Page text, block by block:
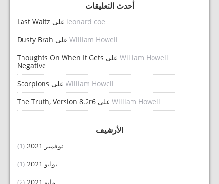
أحدث التعليقات
leonard coe على Last Waltz
William Howell على Dusty Brah
William Howell على Thoughts On When It Gets
Negative
William Howell على Scorpions
William Howell على The Truth, Version 8.2r6
الأرشيف
نوفمبر 2021
(1)
يوليو 2021
(1)
مايو 2021
(2)